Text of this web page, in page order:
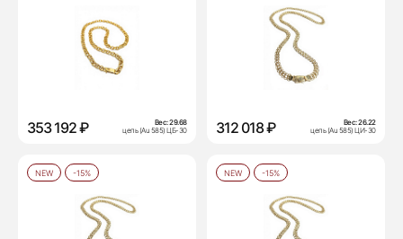
353 192 ₽ Вес:29.68
цепь (Au 585) ЦБ-30
312 018 ₽ Вес:26.22
цепь (Au 585) ЦИ-30
NEW -15% NEW -15%